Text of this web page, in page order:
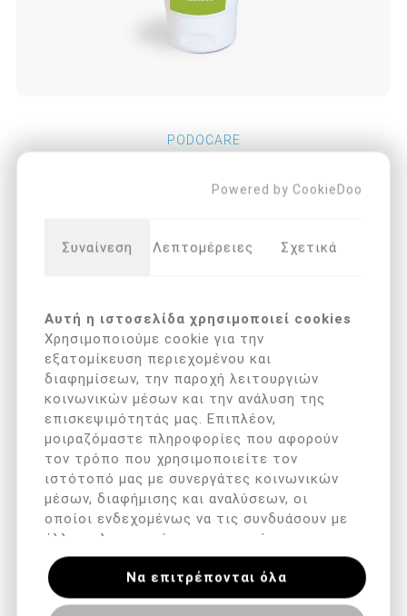
PODOCARE
οξέος(usnic acid) και μενθόλης ενισχύει την
ισορροπημένη μικροκυκλοφορία ενώ καταπραΰνει και
αναζωογονεί το δέρμα. Αντιιδρωτικό, βοηθά στην
πρόληψη της υπερβολικής εφίδρωσης, ενώ
ταυτόχρονα απομακρύνει την δυσάρεστη μυρωδιά απο
τα πόδια: τα αντιμικροβιακά συστατικά προσφέρουν
μακροχρόνια προστασία από την ανάπτυξη δυσάρεστων
οσμών που προκαλούνται από την ανάπτυξη βακτηρίων
και τον ιδρώτα.
Επιλέξτε τη διεύθυνση στην οποία θέλετε να
αποστείλετε
Powered by CookieDoo
Συναίνεση Λεπτομέρειες Σχετικά
Αυτή η ιστοσελίδα χρησιμοποιεί cookies
Χρησιμοποιούμε cookie για την
εξατομίκευση περιεχομένου και
διαφημίσεων, την παροχή λειτουργιών
κοινωνικών μέσων και την ανάλυση της
επισκεψιμότητάς μας. Επιπλέον,
μοιραζόμαστε πληροφορίες που αφορούν
τον τρόπο που χρησιμοποιείτε τον
ιστότοπό μας με συνεργάτες κοινωνικών
μέσων, διαφήμισης και αναλύσεων, οι
οποίοι ενδεχομένως να τις συνδυάσουν με
άλλες πληροφορίες που τους έχετε
παραχωρήσει ή τις οποίες έχουν συλλέξει
σε σχέση με την από μέρους σας χρήση
των υπηρεσιών τους.
Να επιτρέπονται όλα